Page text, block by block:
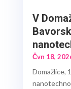
V
Čvn 18,
Domažlice,